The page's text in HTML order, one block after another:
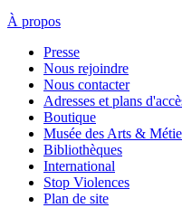
À propos
Presse
Nous rejoindre
Nous contacter
Adresses et plans
Boutique
Musée des Arts &
Bibliothèques
International
Stop Violences
Plan de site